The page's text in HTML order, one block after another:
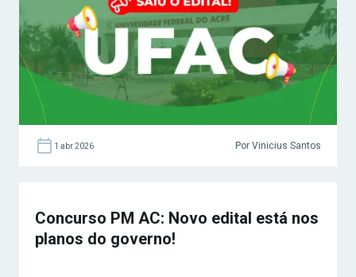
1 abr 2026 Por Vinicius Santos
Concurso PM AC: Novo edital está nos
planos do governo!